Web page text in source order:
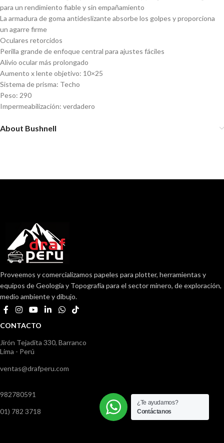
para un rendimiento fiable y sin empañamiento
La armadura de goma antideslizante absorbe los golpes y proporciona
un agarre firme
Oculares retorcidos
Perilla grande de enfoque central para ajustes fáciles
Alivio ocular más prolongado
Aumento x lente objetivo: 10×25
Sistema de prisma: Techo
Peso: 290
Impermeabilización: verdadero
About Bushnell
Proveemos y comercializamos papeles para plotter, herramientas y
equipos de Geología y Topografía para el sector minero, de exploración,
medio ambiente y dibujo.
CONTACTO
Jirón Tejadita 330, Barranco
Lima - Perú
ventas@drafperu.com
982780591
01) 782 3718
¿Te ayudamos?
Contáctanos